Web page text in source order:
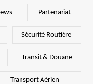
Partenariat
Sécurité Routière
Transit & Douane
Transport Aérien